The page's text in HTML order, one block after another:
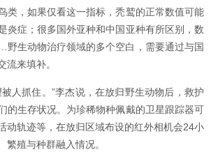
类，如果仅看这一指标，秃鹫的正常数值可能
炎症；很多国外亚种和中国亚种有所区别，数
生动物治疗领域的多个空白，需要通过与国
流来填补。
人抓住。”李杰说，在放归野生动物后，救护
的生存状况。为珍稀物种佩戴的卫星跟踪器可
动轨迹等，在放归区域布设的红外相机会24小
繁殖与种群融入情况。